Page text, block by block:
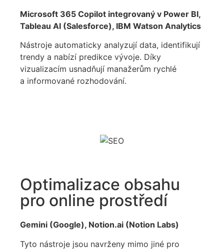
Microsoft 365 Copilot integrovaný v Power BI,
Tableau AI (Salesforce), IBM Watson Analytics
Nástroje automaticky analyzují data, identifikují
trendy a nabízí predikce vývoje. Díky
vizualizacím usnadňují manažerům rychlé
a informované rozhodování.
Optimalizace obsahu
pro online prostředí
Gemini (Google), Notion.ai (Notion Labs)
Tyto nástroje jsou navrženy mimo jiné pro